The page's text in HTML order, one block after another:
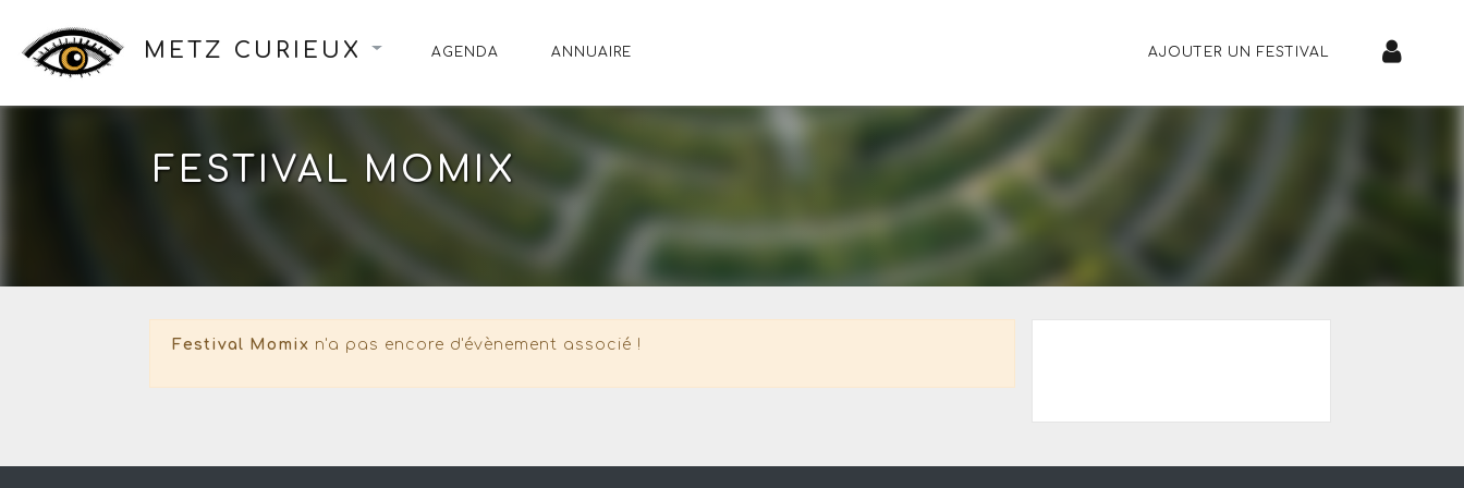
METZ CURIEUX AGENDA ANNUAIRE AJOUTER UN FESTIVAL
FESTIVAL MOMIX
Festival Momix n'a pas encore d'évènement associé !